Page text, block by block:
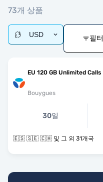
73개 상품
USD 필터
EU 120 GB Unlimited Calls
Bouygues
30일
🇪🇸 🇸🇪 🇨🇭 및 그 외 31개국